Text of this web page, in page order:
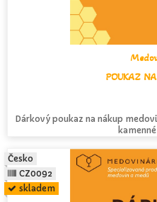
POUKAZ
Dárkový poukaz na nákup
Česko
CZ0092
skladem